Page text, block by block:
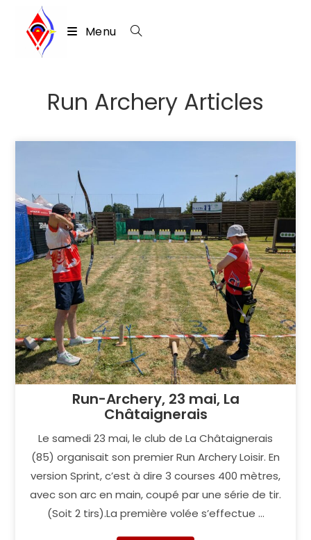
Menu
Run Archery Articles
Run-Archery, 23 mai, La
Châtaignerais
Le samedi 23 mai, le club de La Châtaignerais
(85) organisait son premier Run Archery Loisir. En
version Sprint, c’est à dire 3 courses 400 mètres,
avec son arc en main, coupé par une série de tir.
(Soit 2 tirs).La première volée s’effectue …